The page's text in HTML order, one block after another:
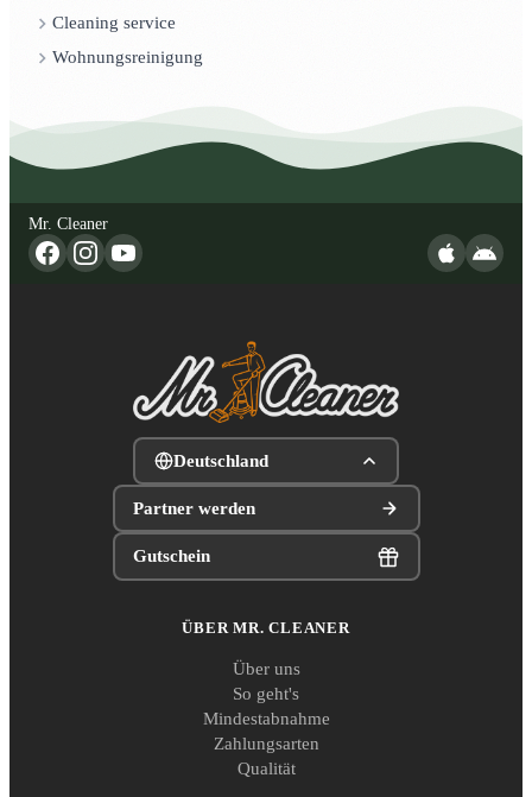
Cleaning service
Wohnungsreinigung
Mr. Cleaner
Deutschland
Partner werden
Gutschein
ÜBER MR. CLEANER
Über uns
So geht's
Mindestabnahme
Zahlungsarten
Qualität